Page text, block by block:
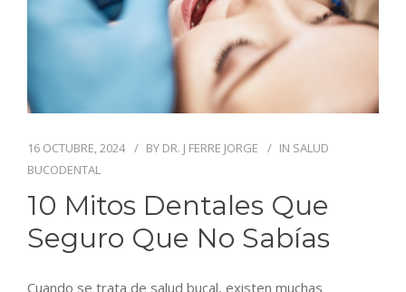
BLOG
16 OCTUBRE, 2024 BY DR. J FERRE JORGE IN SALUD
BUCODENTAL
10 Mitos Dentales Que
Seguro Que No Sabías
Cuando se trata de salud bucal, existen muchas